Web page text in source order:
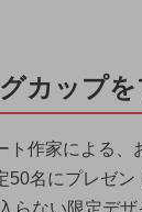
カップを
ト作家による、
50名にプレゼ
らない限定デザ